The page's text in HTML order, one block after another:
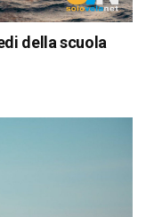
della scuola